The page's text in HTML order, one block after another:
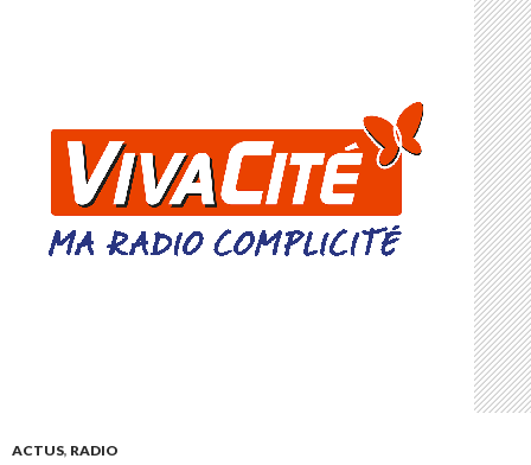
ACTUS, RADIO